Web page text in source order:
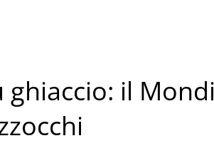
ghiaccio: il